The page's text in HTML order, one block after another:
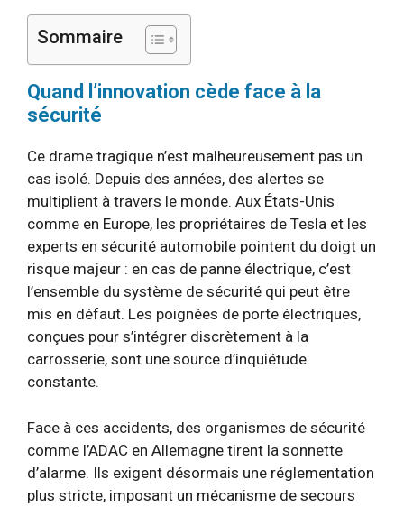
Sommaire
Quand l’innovation cède face à la
sécurité
Ce drame tragique n’est malheureusement pas un
cas isolé. Depuis des années, des alertes se
multiplient à travers le monde. Aux États-Unis
comme en Europe, les propriétaires de Tesla et les
experts en sécurité automobile pointent du doigt un
risque majeur : en cas de panne électrique, c’est
l’ensemble du système de sécurité qui peut être
mis en défaut. Les poignées de porte électriques,
conçues pour s’intégrer discrètement à la
carrosserie, sont une source d’inquiétude
constante.
Face à ces accidents, des organismes de sécurité
comme l’ADAC en Allemagne tirent la sonnette
d’alarme. Ils exigent désormais une réglementation
plus stricte, imposant un mécanisme de secours